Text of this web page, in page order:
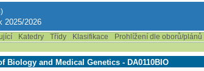
2025/2026
Katedry Třídy Klasifikace Prohlížení dle oborů/plánů
Biology and Medical Genetics - DA0110BIO